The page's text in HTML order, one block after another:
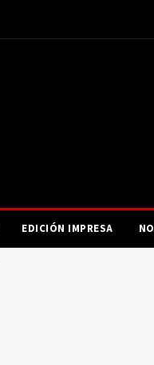
EDICIÓN IMPRESA